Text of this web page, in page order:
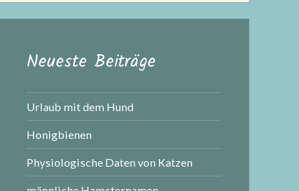
Neueste Beiträge
Urlaub mit dem Hund
Honigbienen
Physiologische Daten von Katzen